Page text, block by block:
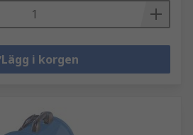
Lägg i korgen